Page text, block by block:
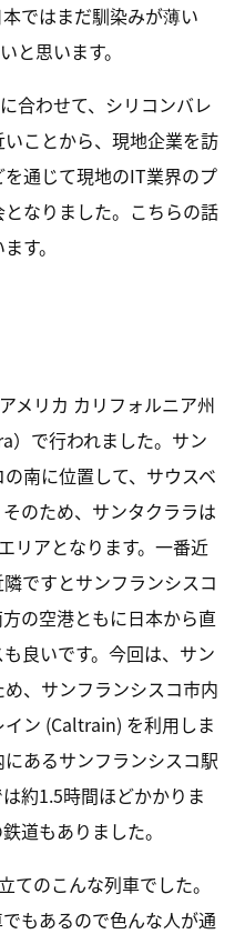
ではまだ馴染みが薄い
と思います。
合わせて、シリコンバレ
ことから、現地企業を訪
通じて現地のIT業界のプ
なりました。こちらの話
す。
メリカ カリフォルニア州
）で行われました。サン
南に位置して、サウスベ
のため、サンタクララは
リアとなります。一番近
ですとサンフランシスコ
の空港ともに日本から直
良いです。今回は、サン
、サンフランシスコ市内
ン (Caltrain) を利用しま
あるサンフランシスコ駅
約1.5時間ほどかかりま
道もありました。
のこんな列車でした。
もあるので色んな人が通